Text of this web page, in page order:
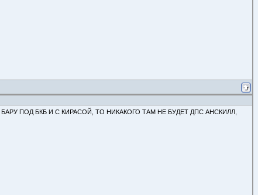
ПОД БКБ И С КИРАСОЙ, ТО НИКАКОГО ТАМ НЕ БУДЕТ ДПС АНСКИЛЛ,